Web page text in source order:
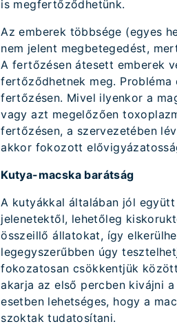
is megfertőződhetünk.
Az emberek többsége (egyes
nem jelent megbetegedést,
A fertőzésen átesett emberek
fertőződhetnek meg. Probléma
fertőzésen. Mivel ilyenkor a
vagy azt megelőzően
fertőzésen, a szervezetében
akkor fokozott
Kutya-macska barátság
A kutyákkal általában jól
jelenetektől, lehetőleg
összeillő állatokat, így
legegyszerűbben úgy
fokozatosan csökkentjük
akarja az első percben kivájni
esetben lehetséges, hogy a
szoktak tudatosítani.